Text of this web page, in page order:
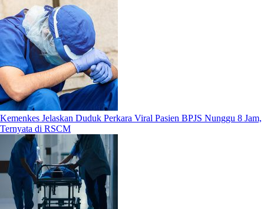
Kemenkes Jelaskan Duduk Perkara Viral Pasien BPJS Nunggu 8 Jam,
Ternyata di RSCM